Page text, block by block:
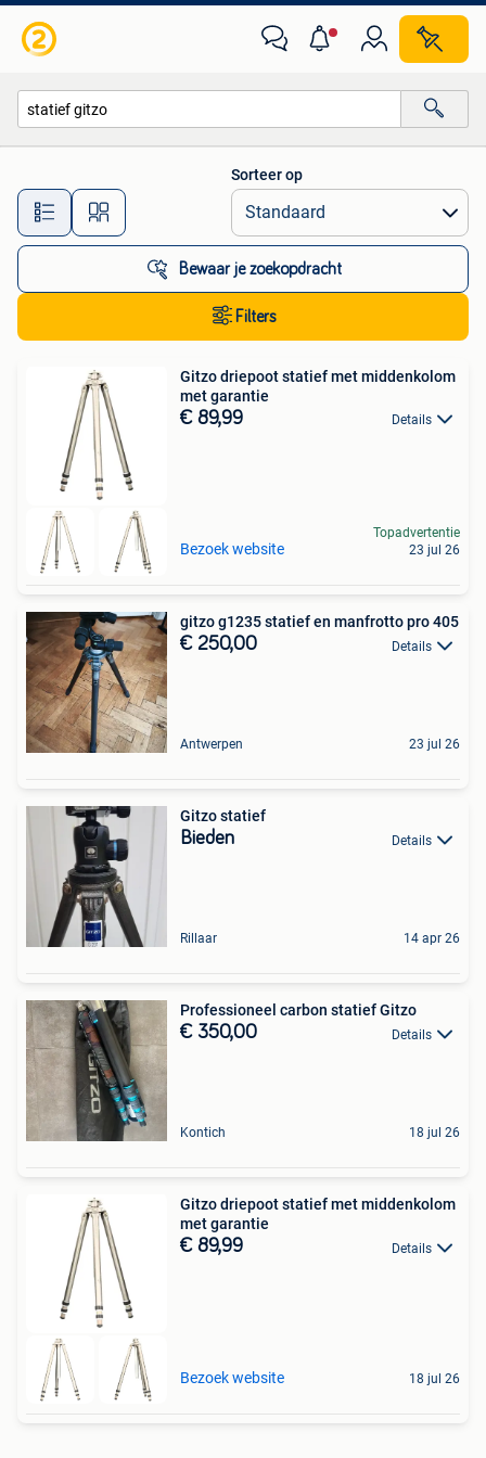
Alle afstanden…
Sorteer op
Bewaar je zoekopdracht
Filters
Gitzo driepoot statief met middenkolom
met garantie
€ 89,99 Details
Bezoek website
Topadvertentie
23 jul 26
gitzo g1235 statief en manfrotto pro 405
€ 250,00 Details
Antwerpen 23 jul 26
Gitzo statief
Bieden Details
Rillaar 14 apr 26
Professioneel carbon statief Gitzo
€ 350,00 Details
Kontich 18 jul 26
Gitzo driepoot statief met middenkolom
met garantie
€ 89,99 Details
Bezoek website 18 jul 26